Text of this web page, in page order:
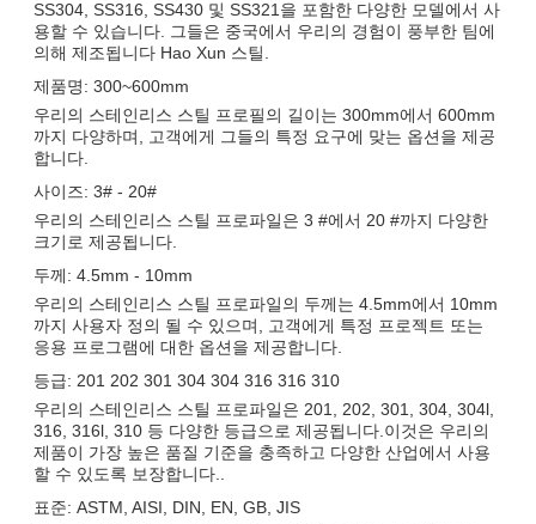
SS304, SS316, SS430 및 SS321을 포함한 다양한 모델에서 사
용할 수 있습니다. 그들은 중국에서 우리의 경험이 풍부한 팀에
의해 제조됩니다 Hao Xun 스틸.
제품명: 300~600mm
우리의 스테인리스 스틸 프로필의 길이는 300mm에서 600mm
까지 다양하며, 고객에게 그들의 특정 요구에 맞는 옵션을 제공
합니다.
사이즈: 3# - 20#
우리의 스테인리스 스틸 프로파일은 3 #에서 20 #까지 다양한
크기로 제공됩니다.
두께: 4.5mm - 10mm
우리의 스테인리스 스틸 프로파일의 두께는 4.5mm에서 10mm
까지 사용자 정의 될 수 있으며, 고객에게 특정 프로젝트 또는
응용 프로그램에 대한 옵션을 제공합니다.
등급: 201 202 301 304 304 316 316 310
우리의 스테인리스 스틸 프로파일은 201, 202, 301, 304, 304l,
316, 316l, 310 등 다양한 등급으로 제공됩니다.이것은 우리의
제품이 가장 높은 품질 기준을 충족하고 다양한 산업에서 사용
할 수 있도록 보장합니다..
표준: ASTM, AISI, DIN, EN, GB, JIS